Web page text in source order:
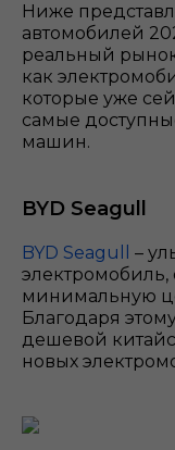
Ниже
автомобилей
реальный
как
которые уже
самые
машин.
BYD Seagull
BYD Seagull
–
минимальную
Благодаря
дешевой
новых